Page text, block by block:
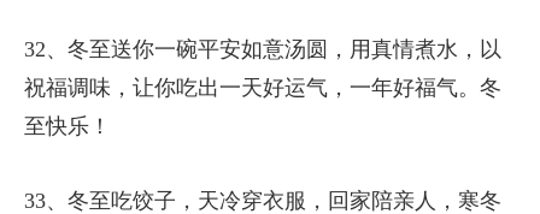
32、冬至送你一碗平安如意汤圆，用真情煮水，以
祝福调味，让你吃出一天好运气，一年好福气。冬
至快乐！
33、冬至吃饺子，天冷穿衣服，回家陪亲人，寒冬